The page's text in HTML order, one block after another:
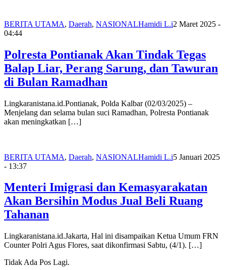
BERITA UTAMA, Daerah, NASIONALHamidi L.i2 Maret 2025 -
04:44
Polresta Pontianak Akan Tindak Tegas
Balap Liar, Perang Sarung, dan Tawuran
di Bulan Ramadhan
Lingkaranistana.id.Pontianak, Polda Kalbar (02/03/2025) –
Menjelang dan selama bulan suci Ramadhan, Polresta Pontianak
akan meningkatkan […]
BERITA UTAMA, Daerah, NASIONALHamidi L.i5 Januari 2025
- 13:37
Menteri Imigrasi dan Kemasyarakatan
Akan Bersihin Modus Jual Beli Ruang
Tahanan
Lingkaranistana.id.Jakarta, Hal ini disampaikan Ketua Umum FRN
Counter Polri Agus Flores, saat dikonfirmasi Sabtu, (4/1). […]
Tidak Ada Pos Lagi.